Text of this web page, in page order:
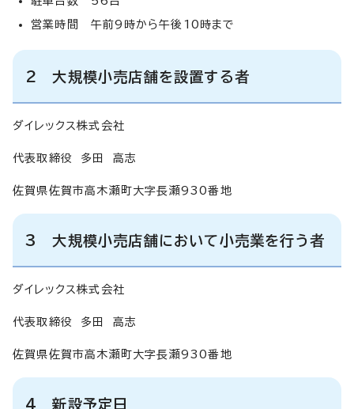
営業時間 午前9時から午後10時まで
2 大規模小売店舗を設置する者
ダイレックス株式会社
代表取締役 多田 高志
佐賀県佐賀市高木瀬町大字長瀬930番地
3 大規模小売店舗において小売業を行う者
ダイレックス株式会社
代表取締役 多田 高志
佐賀県佐賀市高木瀬町大字長瀬930番地
4 新設予定日